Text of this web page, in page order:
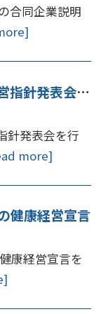
合同企業説明
ユーエスグループ経営指針発表会を行いました
針発表会を行
more]
健康経営宣言
康経営宣言を